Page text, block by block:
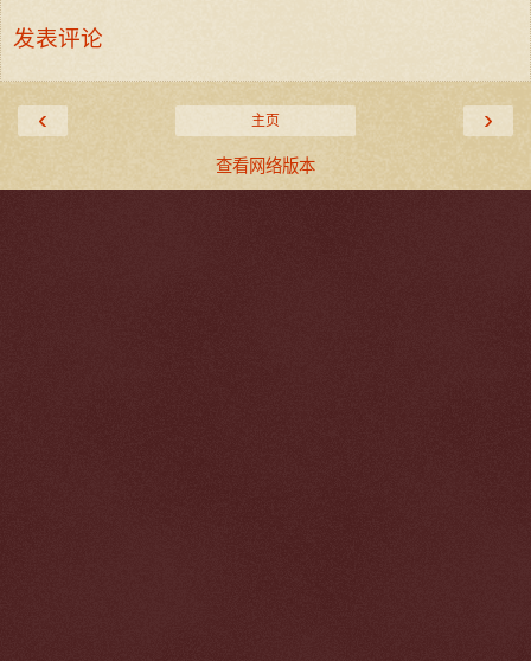
发表评论
‹ ›
主页
查看网络版本